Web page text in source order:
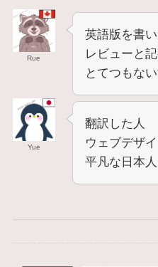
Rue
英語版を書い
レビューと
とてつもな
Yue
翻訳した人
ウェブデザ
平凡な日本人